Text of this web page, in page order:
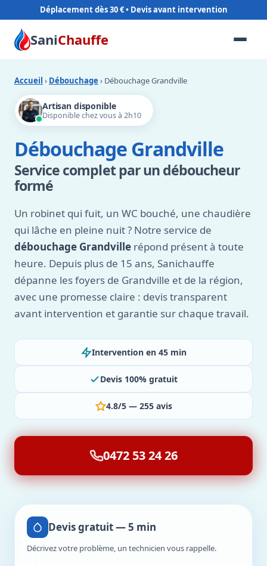
Déplacement dès 30 €
SaniChauffe
Accueil › Débouchage › Débouchage Grandville
Artisan disponible
Disponible chez vous à 2h10
Débouchage Grandville
Service complet par un déboucheur
formé
Un robinet qui fuit, un WC bouché, une chaudière
qui lâche en pleine nuit ? Notre service de
débouchage Grandville répond présent à toute
heure. Depuis plus de 15 ans, Sanichauffe
dépanne les foyers de Grandville et de la région,
avec une promesse claire : devis transparent
avant intervention et garantie sur chaque travail.
Intervention en 45 min
Devis 100% gratuit
4.8/5 — 255 avis
0472 53 24 26
Devis gratuit — 5 min
Décrivez votre problème, un technicien vous rappelle.